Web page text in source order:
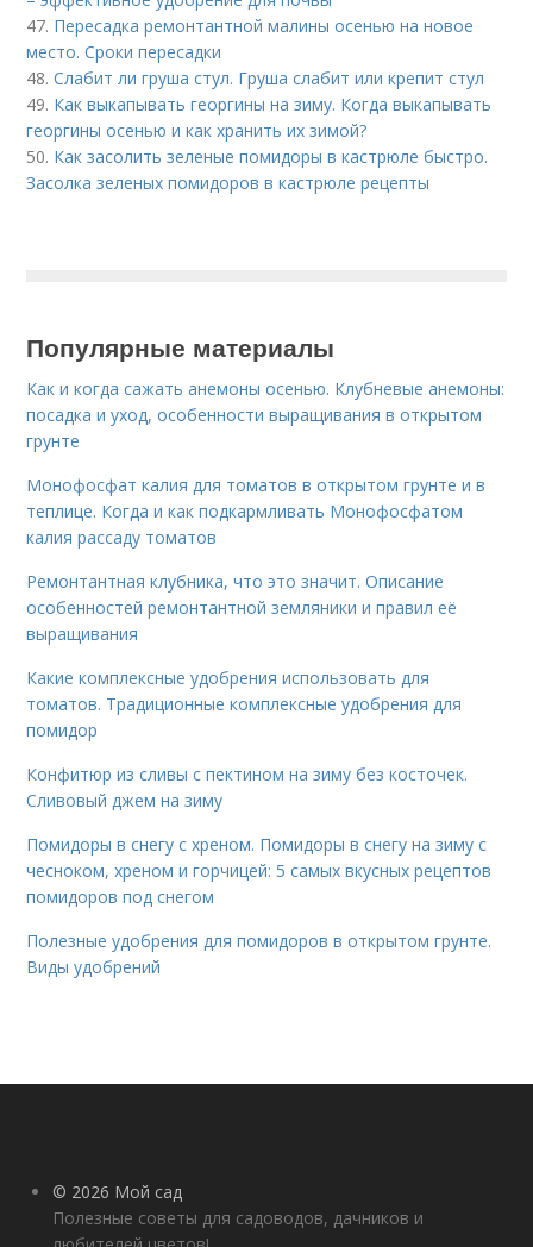
47. Пересадка ремонтантной малины осенью на новое
место. Сроки пересадки
48.Слабит ли груша стул. Груша слабит или крепит стул
49. Как выкапывать георгины на зиму. Когда выкапывать
георгины осенью и как хранить их зимой?
50. Как засолить зеленые помидоры в кастрюле быстро.
Засолка зеленых помидоров в кастрюле рецепты
Популярные материалы
Как и когда сажать анемоны осенью. Клубневые анемоны:
посадка и уход, особенности выращивания в открытом
грунте
Монофосфат калия для томатов в открытом грунте и в
теплице. Когда и как подкармливать Монофосфатом
калия рассаду томатов
Ремонтантная клубника, что это значит. Описание
особенностей ремонтантной земляники и правил её
выращивания
Какие комплексные удобрения использовать для
томатов. Традиционные комплексные удобрения для
помидор
Конфитюр из сливы с пектином на зиму без косточек.
Сливовый джем на зиму
Помидоры в снегу с хреном. Помидоры в снегу на зиму с
чесноком, хреном и горчицей: 5 самых вкусных рецептов
помидоров под снегом
Полезные удобрения для помидоров в открытом грунте.
Виды удобрений
© 2026 Мой сад
Полезные советы для садоводов, дачников и